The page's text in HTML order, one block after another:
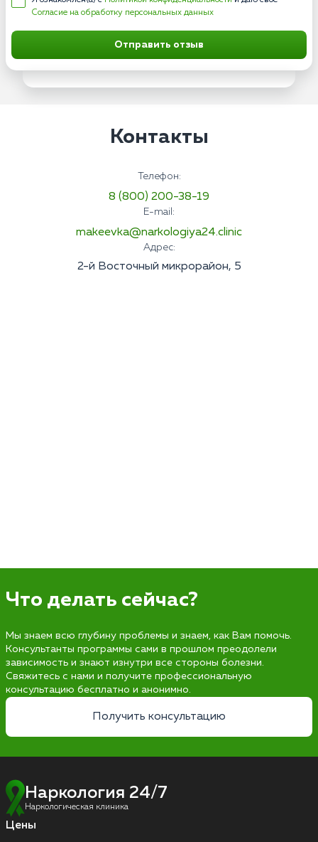
Согласие на обработку персональных данных
Отправить отзыв
Контакты
Телефон:
8 (800) 200-38-19
E-mail:
makeevka@narkologiya24.clinic
Адрес:
2-й Восточный микрорайон, 5
Что делать сейчас?
Мы знаем всю глубину проблемы и знаем, как Вам помочь.
Консультанты программы сами в прошлом преодолели
зависимость и знают изнутри все стороны болезни.
Свяжитесь с нами и получите профессиональную
консультацию бесплатно и анонимно.
Получить консультацию
Наркология 24/7
Наркологическая клиника
Цены